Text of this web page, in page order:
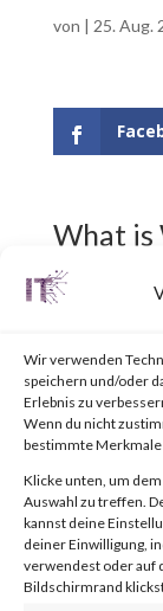
Wir verwenden
speichern und/oder
Erlebnis zu
Wenn du nicht
bestimmte Merkmale
Klicke unten, um
Auswahl zu treffen.
kannst deine
deiner Einwilligung,
verwendest oder auf
Bildschirmrand
von | 25. Aug.
What is
for file
and
What is
CVE-